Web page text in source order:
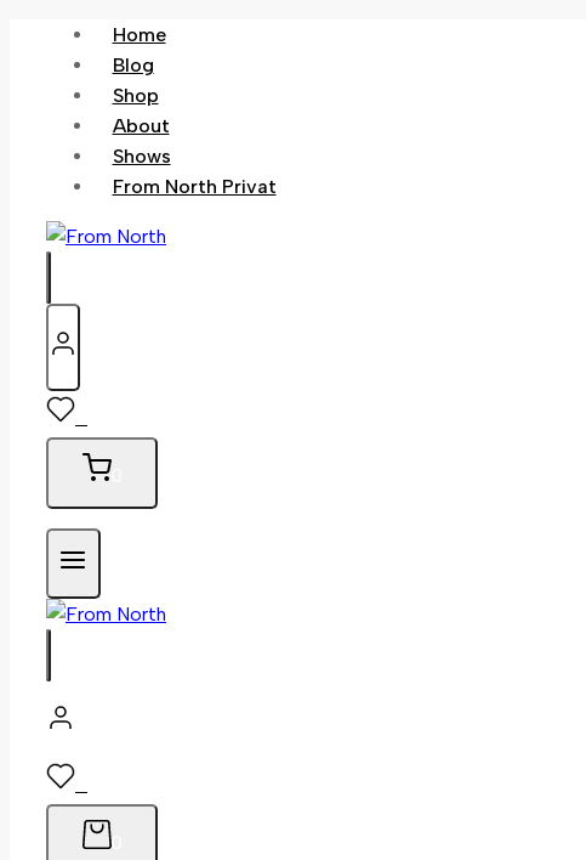
content
Home
Blog
Shop
About
Shows
From North Privat